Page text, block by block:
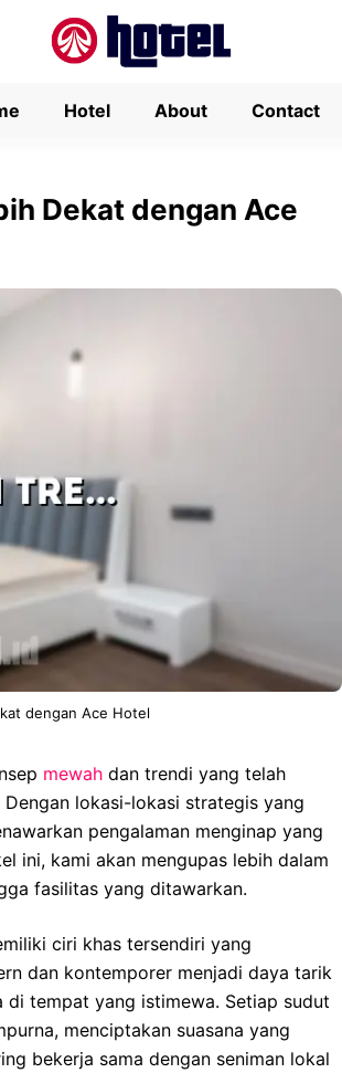
Hotel About Contact
Dekat dengan Ace
dengan Ace Hotel
mewah dan trendi yang telah
lokasi-lokasi strategis yang
pengalaman menginap yang
ini, kami akan mengupas lebih dalam
fasilitas yang ditawarkan.
ciri khas tersendiri yang
dan kontemporer menjadi daya tarik
tempat yang istimewa. Setiap sudut
menciptakan suasana yang
bekerja sama dengan seniman lokal